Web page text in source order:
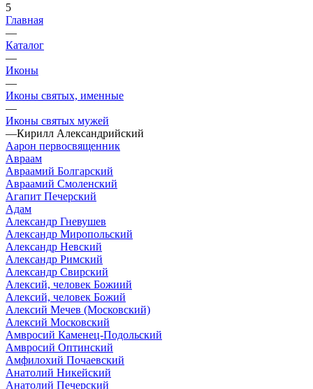
5
Главная
—
Каталог
—
Иконы
—
Иконы святых, именные
—
Иконы святых мужей
—Кирилл Александрийский
Аарон первосвященник
Авраам
Авраамий Болгарский
Авраамий Смоленский
Агапит Печерский
Адам
Александр Гневушев
Александр Миропольский
Александр Невский
Александр Римский
Александр Свирский
Алексий, человек Божиий
Алексий, человек Божий
Алексий Мечев (Московский)
Алексий Московский
Амвросий Каменец-Подольский
Амвросий Оптинский
Амфилохий Почаевский
Анатолий Никейский
Анатолий Печерский